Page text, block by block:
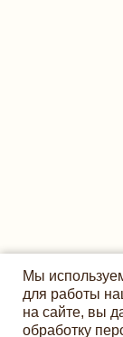
Мы
для работы
на сайте, вы
обработку